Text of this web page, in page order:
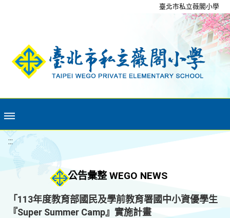
臺北市私立薇閣小學
:::
公告彙整 WEGO NEWS
「113年度教育部國民及學前教育署國中小資優學生
『Super Summer Camp』實施計畫